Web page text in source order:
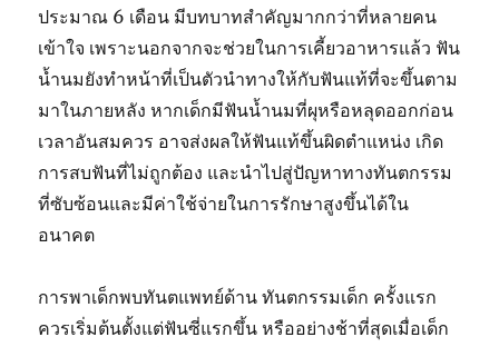
ประมาณ 6 เดือน มีบทบาทสำคัญมากกว่าที่หลายคน
เข้าใจ เพราะนอกจากจะช่วยในการเคี้ยวอาหารแล้ว ฟัน
น้ำนมยังทำหน้าที่เป็นตัวนำทางให้กับฟันแท้ที่จะขึ้นตาม
มาในภายหลัง หากเด็กมีฟันน้ำนมที่ผุหรือหลุดออกก่อน
เวลาอันสมควร อาจส่งผลให้ฟันแท้ขึ้นผิดตำแหน่ง เกิด
การสบฟันที่ไม่ถูกต้อง และนำไปสู่ปัญหาทางทันตกรรม
ที่ซับซ้อนและมีค่าใช้จ่ายในการรักษาสูงขึ้นได้ใน
อนาคต
การพาเด็กพบทันตแพทย์ด้าน ทันตกรรมเด็ก ครั้งแรก
ควรเริ่มต้นตั้งแต่ฟันซี่แรกขึ้น หรืออย่างช้าที่สุดเมื่อเด็ก